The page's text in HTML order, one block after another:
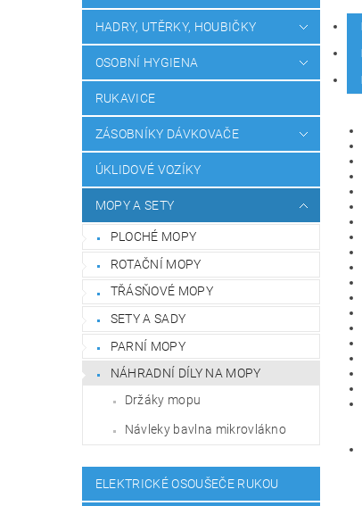
HADRY, UTĚRKY, HOUBIČKY
OSOBNÍ HYGIENA
RUKAVICE
ZÁSOBNÍKY DÁVKOVAČE
ÚKLIDOVÉ VOZÍKY
MOPY A SETY
PLOCHÉ MOPY
ROTAČNÍ MOPY
TŘÁSŇOVÉ MOPY
SETY A SADY
PARNÍ MOPY
NÁHRADNÍ DÍLY NA MOPY
Držáky mopu
Návleky bavlna mikrovlákno
ELEKTRICKÉ OSOUŠEČE RUKOU